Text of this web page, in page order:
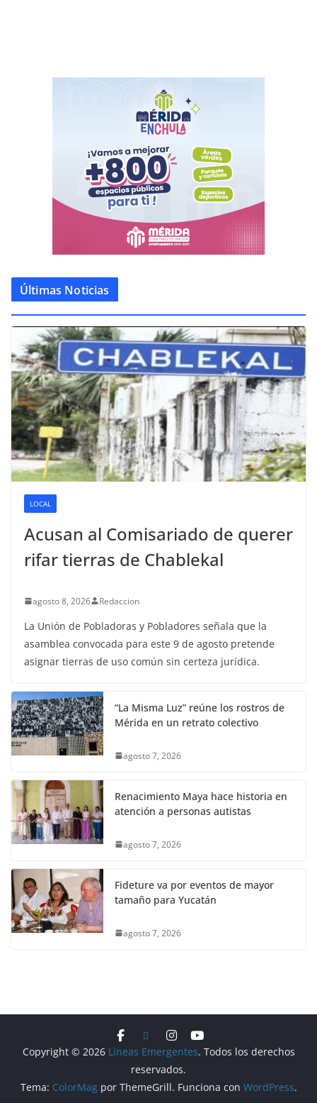
Últimas Noticias
LOCAL
Acusan al Comisariado de querer
rifar tierras de Chablekal
agosto 8, 2026 Redaccion
La Unión de Pobladoras y Pobladores señala que la
asamblea convocada para este 9 de agosto pretende
asignar tierras de uso común sin certeza jurídica.
“La Misma Luz” reúne los rostros de
Mérida en un retrato colectivo
agosto 7, 2026
Renacimiento Maya hace historia en
atención a personas autistas
agosto 7, 2026
Fideture va por eventos de mayor
tamaño para Yucatán
agosto 7, 2026
Copyright © 2026 Líneas Emergentes. Todos los derechos
reservados.
Tema: ColorMagpor ThemeGrill. Funciona con WordPress.